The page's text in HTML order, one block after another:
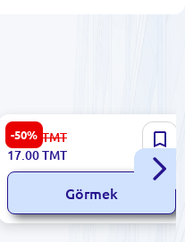
-50%
Greta 5900499037240 |
Keramiki Plitka 16,2x50 sm
Bej
34.00 TMT
17.00TMT
Görmek